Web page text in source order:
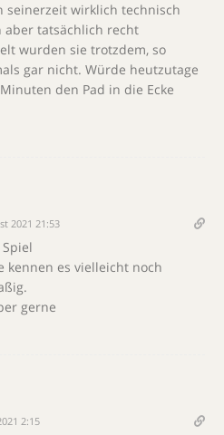
seinerzeit wirklich technisch
aber tatsächlich recht
wurden sie trotzdem, so
gar nicht. Würde heutzutage
den Pad in die Ecke
2021 21:53
kennen es vielleicht noch
gerne
2:15